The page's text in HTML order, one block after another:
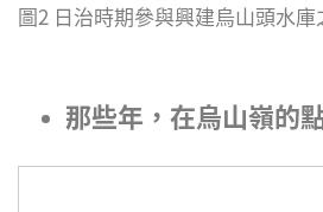
圖2 日治時期參與興建烏山頭水
那些年，在烏山嶺的